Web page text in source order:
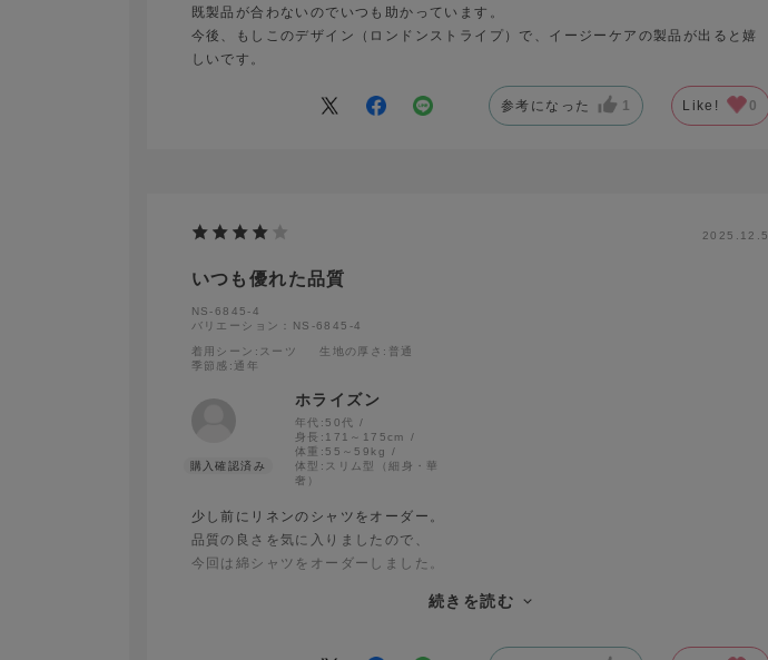
既製品が合わないのでいつも助かっています。
今後、もしこのデザイン（ロンドンストライプ）で、イージーケアの製品が出ると嬉
しいです。
参考になった 1 Like! 0
2025.12.5
いつも優れた品質
NS-6845-4
バリエーション：NS-6845-4
着用シーン :スーツ 生地の厚さ :普通
季節感 :通年
ホライズン
年代: 50代
身長: 171～175cm
体重: 55～59kg
体型: スリム型（細身・華
奢）
少し前にリネンのシャツをオーダー。
品質の良さを気に入りましたので、
今回は綿シャツをオーダーしました。
綿と言っても生地の織りは様々あり、続きを読む